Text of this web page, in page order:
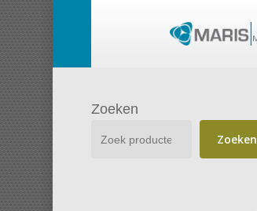
Skip
to
main
content
Zoeken
Zoeken